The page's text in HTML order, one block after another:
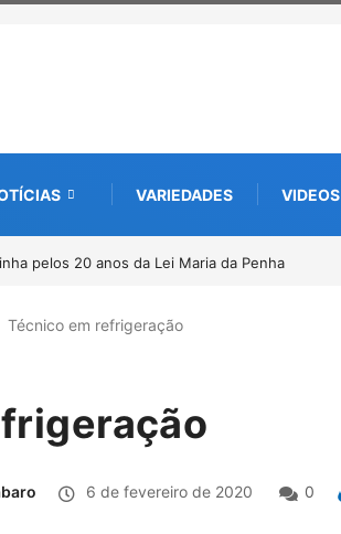
VARIEDADES VIDEOS
pelos 20 anos da Lei Maria da Penha
Técnico em refrigeração
6 de fevereiro de 2020 0